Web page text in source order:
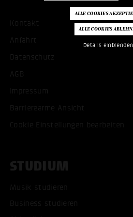
Details einblenden
Kontakt
Anfahrt
Datenschutz
AGB
Impressum
Barrierearme Ansicht
Cookie Einstellungen bearbeiten
STUDIUM
Musik studieren
Business studieren